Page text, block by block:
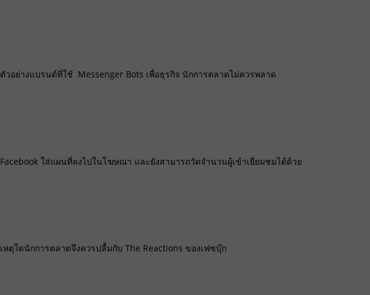
ตัวอย่างแบรนด์ที่ใช้ Messenger Bots เพื่อธุรกิจ นักการตลาดไม่ควรพลาด
Facebook ใส่แผนที่ลงไปในโฆษณา และยังสามารถวัดจำนวนผู้เข้าเยี่ยมชมได้ด้วย
เหตุใดนักการตลาดจึงควรปลื้มกับ The Reactions ของเฟซบุ๊ก